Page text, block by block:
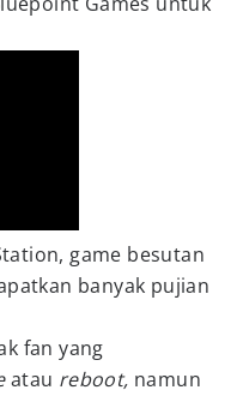
game besutan
banyak pujian
fan yang
atau reboot, namun